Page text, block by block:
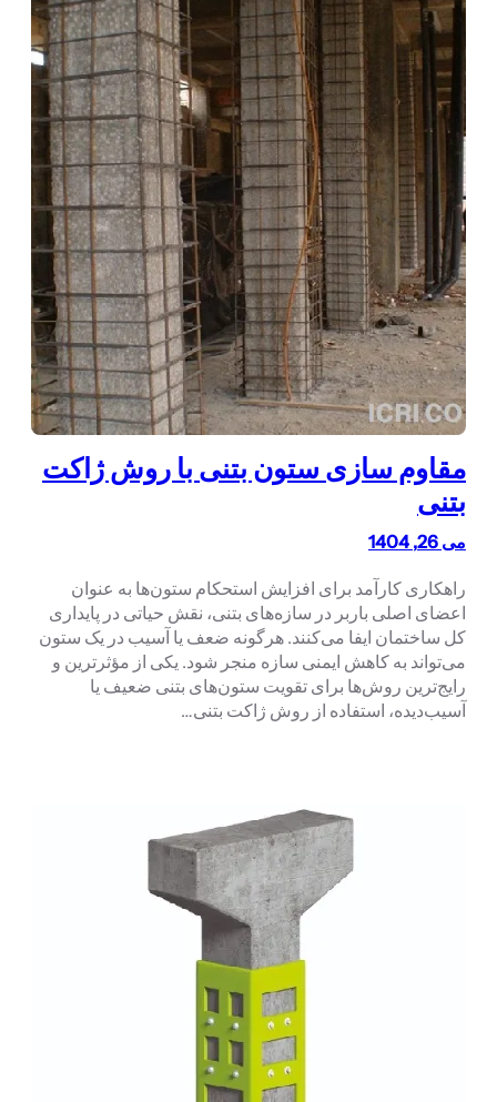
مقاوم سازی ستون بتنی با روش ژاکت
بتنی
می 26, 1404
راهکاری کارآمد برای افزایش استحکام ستون‌ها به عنوان
اعضای اصلی باربر در سازه‌های بتنی، نقش حیاتی در پایداری
کل ساختمان ایفا می‌کنند. هرگونه ضعف یا آسیب در یک ستون
می‌تواند به کاهش ایمنی سازه منجر شود. یکی از مؤثرترین و
رایج‌ترین روش‌ها برای تقویت ستون‌های بتنی ضعیف یا
آسیب‌دیده، استفاده از روش ژاکت بتنی…